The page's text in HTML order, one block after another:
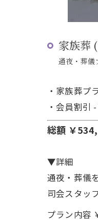
家族葬
通夜・葬儀
・家族葬プ
・会員割引
総額 ￥
▼詳細
通夜・葬儀
司会スタッ
プラン内容